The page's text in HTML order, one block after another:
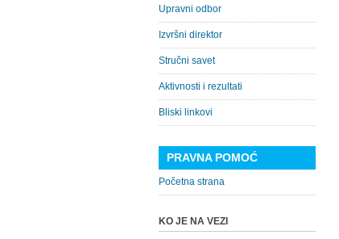
Upravni odbor
Izvršni direktor
Stručni savet
Aktivnosti i rezultati
Bliski linkovi
PRAVNA POMOĆ
Početna strana
KO JE NA VEZI